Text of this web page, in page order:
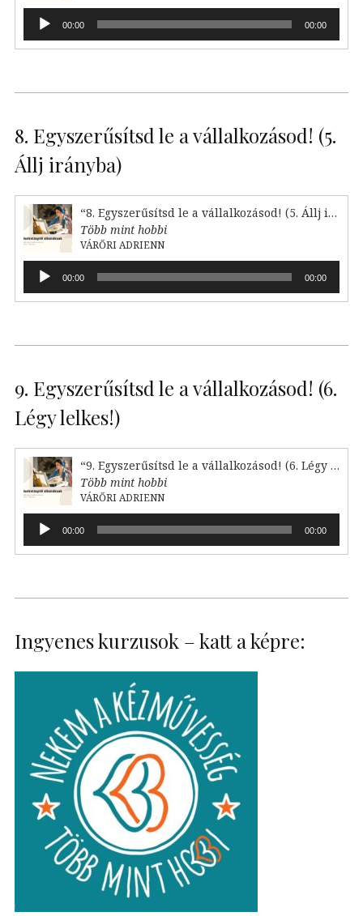
Audió
lejátszó00:00 00:00
8. Egyszerűsítsd le a vállalkozásod! (5.
Állj irányba)
“8. Egyszerűsítsd le a vállalkozásod! (5. Állj irányba)”
Több mint hobbi
VÁRŐRI ADRIENN
Audió
lejátszó00:00 00:00
9. Egyszerűsítsd le a vállalkozásod! (6.
Légy lelkes!)
“9. Egyszerűsítsd le a vállalkozásod! (6. Légy lelkes!)”
Több mint hobbi
VÁRŐRI ADRIENN
Audió
lejátszó00:00 00:00
Ingyenes kurzusok – katt a képre: